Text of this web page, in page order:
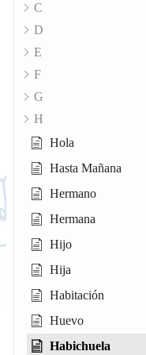
C
D
E
F
G
H
Hola
Hasta Mañana
Hermano
Hermana
Hijo
Hija
Habitación
Huevo
Habichuela